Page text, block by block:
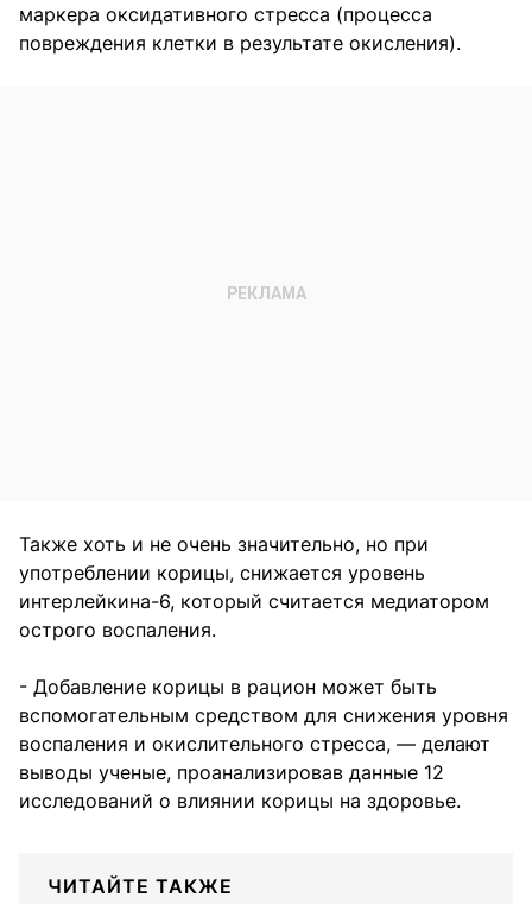
маркера оксидативного стресса (процесса
повреждения клетки в результате окисления).
Также хоть и не очень значительно, но при
употреблении корицы, снижается уровень
интерлейкина-6, который считается медиатором
острого воспаления.
- Добавление корицы в рацион может быть
вспомогательным средством для снижения уровня
воспаления и окислительного стресса, — делают
выводы ученые, проанализировав данные 12
исследований о влиянии корицы на здоровье.
ЧИТАЙТЕ ТАКЖЕ